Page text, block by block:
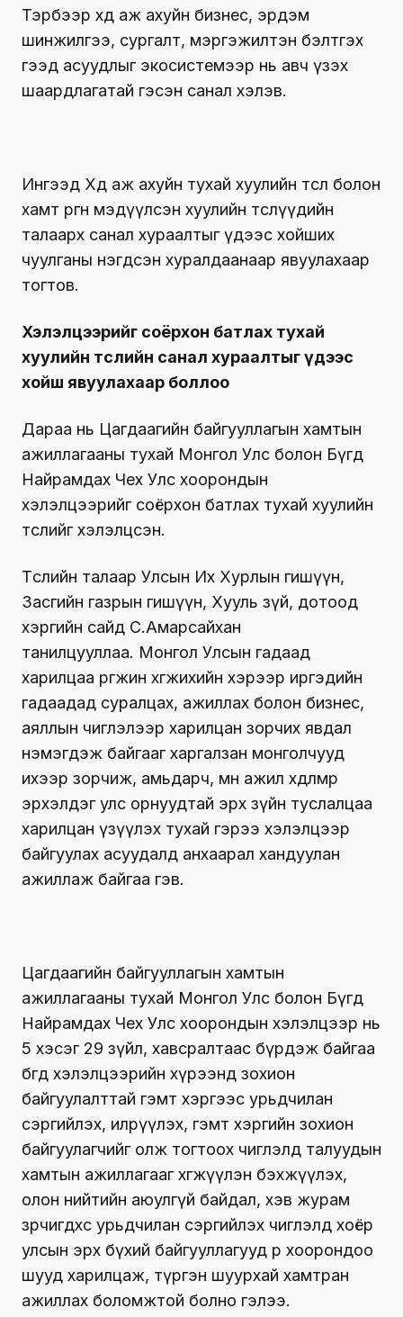
Тэрбээр хөдөө аж ахуйн бизнес, эрдэм
шинжилгээ, сургалт, мэргэжилтэн бэлтгэх
гээд асуудлыг экосистемээр нь авч үзэх
шаардлагатай гэсэн санал хэлэв.
Ингээд Хөдөө аж ахуйн тухай хуулийн төсөл болон
хамт өргөн мэдүүлсэн хуулийн төслүүдийн
талаарх санал хураалтыг үдээс хойших
чуулганы нэгдсэн хуралдаанаар явуулахаар
тогтов.
Хэлэлцээрийг соёрхон батлах тухай
хуулийн төслийн санал хураалтыг үдээс
хойш явуулахаар боллоо
Дараа нь Цагдаагийн байгууллагын хамтын
ажиллагааны тухай Монгол Улс болон Бүгд
Найрамдах Чех Улс хоорондын
хэлэлцээрийг соёрхон батлах тухай хуулийн
төслийг хэлэлцсэн.
Төслийн талаар Улсын Их Хурлын гишүүн,
Засгийн газрын гишүүн, Хууль зүй, дотоод
хэргийн сайд С.Амарсайхан
танилцууллаа. Монгол Улсын гадаад
харилцаа өргөжин хөгжихийн хэрээр иргэдийн
гадаадад суралцах, ажиллах болон бизнес,
аяллын чиглэлээр харилцан зорчих явдал
нэмэгдэж байгааг харгалзан монголчууд
ихээр зорчиж, амьдарч, мөн ажил хөдөлмөр
эрхэлдэг улс орнуудтай эрх зүйн туслалцаа
харилцан үзүүлэх тухай гэрээ хэлэлцээр
байгуулах асуудалд анхаарал хандуулан
ажиллаж байгаа гэв.
Цагдаагийн байгууллагын хамтын
ажиллагааны тухай Монгол Улс болон Бүгд
Найрамдах Чех Улс хоорондын хэлэлцээр нь
5 хэсэг 29 зүйл, хавсралтаас бүрдэж байгаа
бөгөөд хэлэлцээрийн хүрээнд зохион
байгуулалттай гэмт хэргээс урьдчилан
сэргийлэх, илрүүлэх, гэмт хэргийн зохион
байгуулагчийг олж тогтоох чиглэлд талуудын
хамтын ажиллагааг хөгжүүлэн бэхжүүлэх,
олон нийтийн аюулгүй байдал, хэв журам
зөрчигдөхөөс урьдчилан сэргийлэх чиглэлд хоёр
улсын эрх бүхий байгууллагууд өөр хоорондоо
шууд харилцаж, түргэн шуурхай хамтран
ажиллах боломжтой болно гэлээ.